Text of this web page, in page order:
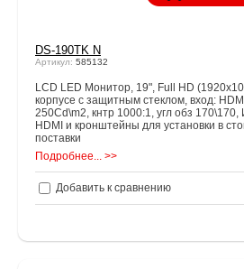
DS-190TK N
Артикул: 585132
LCD LED Монитор, 19", Full HD
корпусе с защитным стеклом, вход:
250Cd\m2, кнтр 1000:1, угл обз 170\170,
HDMI и кронштейны для установки в
поставки
Подробнее... >>
Добавить к сравнению